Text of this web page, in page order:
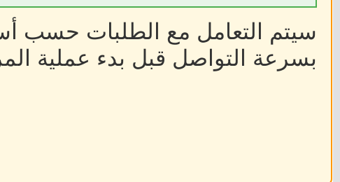
سيتم التعامل مع الطلبات حسب
بسرعة التواصل قبل بدء عملية